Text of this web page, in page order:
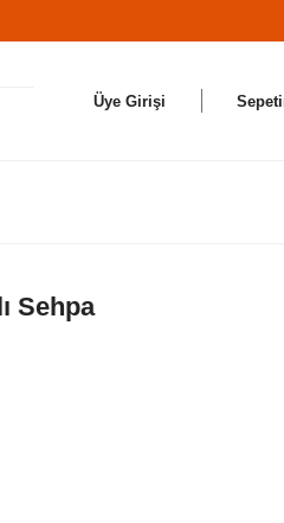
Üye Girişi
Sehpa